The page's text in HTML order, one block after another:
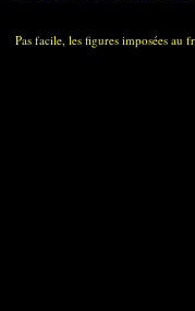
Pas facile, les figures imposées au